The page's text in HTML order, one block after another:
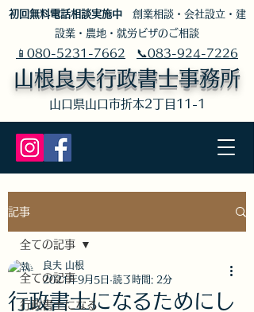
​初回無料電話相談実施中創業相談・会社設立・建
設業・農地・就労ビザのご相談
山根良夫行政書士事務所
​山口県山口市折本2丁目11-1
📱080-5231-7662 📞083-924-7226
記事
全ての記事
行政書士になる
全ての記事
行政書士になるためにし
良夫 山根
2021年9月5日 読了時間: 2分